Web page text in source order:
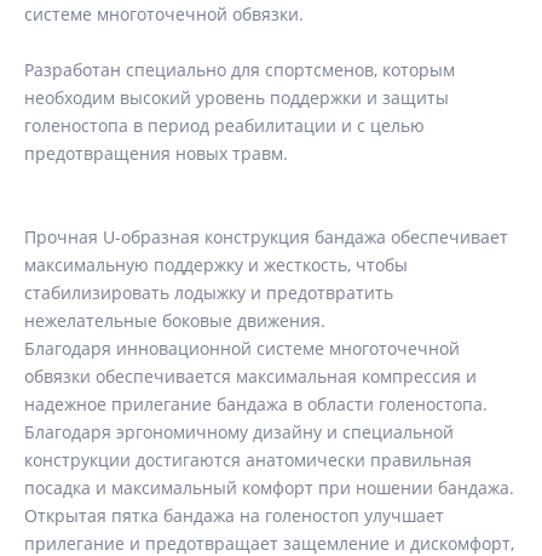
системе многоточечной обвязки.
Разработан специально для спортсменов, которым
необходим высокий уровень поддержки и защиты
голеностопа в период реабилитации и с целью
предотвращения новых травм.
Прочная U-образная конструкция бандажа обеспечивает
максимальную поддержку и жесткость, чтобы
стабилизировать лодыжку и предотвратить
нежелательные боковые движения.
Благодаря инновационной системе многоточечной
обвязки обеспечивается максимальная компрессия и
надежное прилегание бандажа в области голеностопа.
Благодаря эргономичному дизайну и специальной
конструкции достигаются анатомически правильная
посадка и максимальный комфорт при ношении бандажа.
Открытая пятка бандажа на голеностоп улучшает
прилегание и предотвращает защемление и дискомфорт,